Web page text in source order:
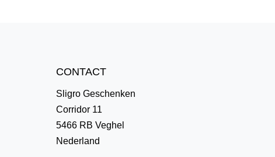
CONTACT
Sligro Geschenken
Corridor 11
5466 RB Veghel
Nederland